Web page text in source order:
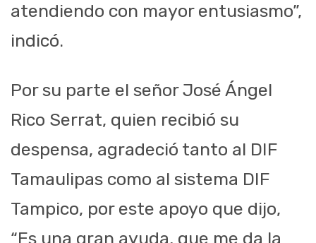
atendiendo con mayor entusiasmo”,
indicó.
Por su parte el señor José Ángel
Rico Serrat, quien recibió su
despensa, agradeció tanto al DIF
Tamaulipas como al sistema DIF
Tampico, por este apoyo que dijo,
“Es una gran ayuda, que me da la